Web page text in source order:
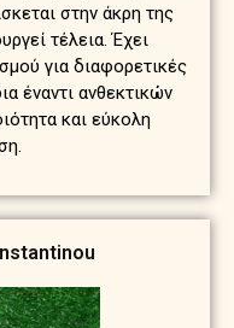
στην άκρη της
τέλεια. Έχει
για διαφορετικές
έναντι ανθεκτικών
και εύκολη